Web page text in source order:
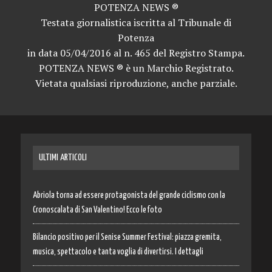
POTENZA NEWS ®
Testata giornalistica iscritta al Tribunale di
Potenza
in data 05/04/2016 al n. 465 del Registro Stampa.
POTENZA NEWS ® è un Marchio Registrato.
Vietata qualsiasi riproduzione, anche parziale.
ULTIMI ARTICOLI
Abriola torna ad essere protagonista del grande ciclismo con la
Cronoscalata di San Valentino! Ecco le foto
Bilancio positivo per il Senise Summer Festival: piazza gremita,
musica, spettacolo e tanta voglia di divertirsi. I dettagli